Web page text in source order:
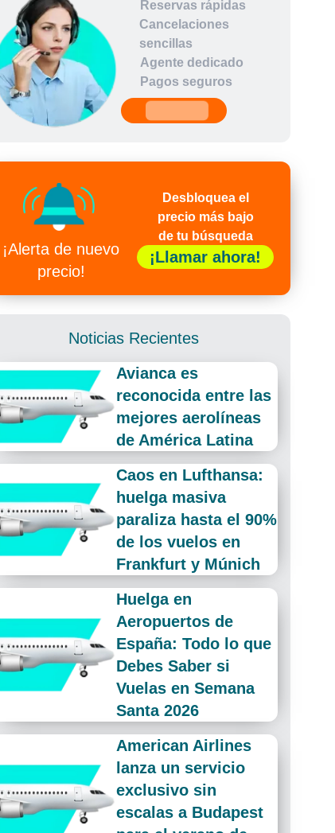
Reservas rápidas
Cancelaciones
sencillas
Agente dedicado
Pagos seguros
¡Alerta de nuevo
precio!
Desbloquea el
precio más bajo
de tu búsqueda
¡Llamar ahora!
Noticias Recientes
Avianca es
reconocida entre las
mejores aerolíneas
de América Latina
Caos en Lufthansa:
huelga masiva
paraliza hasta el 90%
de los vuelos en
Frankfurt y Múnich
Huelga en
Aeropuertos de
España: Todo lo que
Debes Saber si
Vuelas en Semana
Santa 2026
American Airlines
lanza un servicio
exclusivo sin
escalas a Budapest